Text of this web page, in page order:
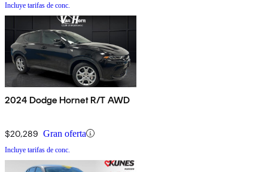
Incluye tarifas de conc.
2024 Dodge Hornet R/T AWD
$20,289 Gran oferta
Incluye tarifas de conc.